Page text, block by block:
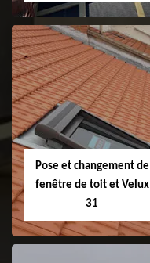
Couvreur 31
Pose et changement de
fenêtre de toit et Velux
31